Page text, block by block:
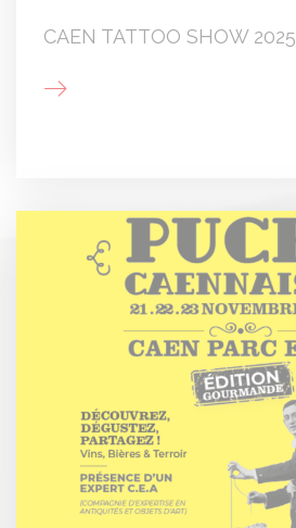
CAEN TATTOO SHOW 2025